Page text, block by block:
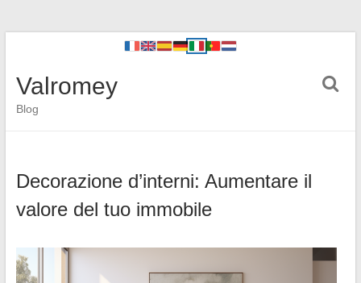
Valromey
Blog
Decorazione d’interni: Aumentare il
valore del tuo immobile